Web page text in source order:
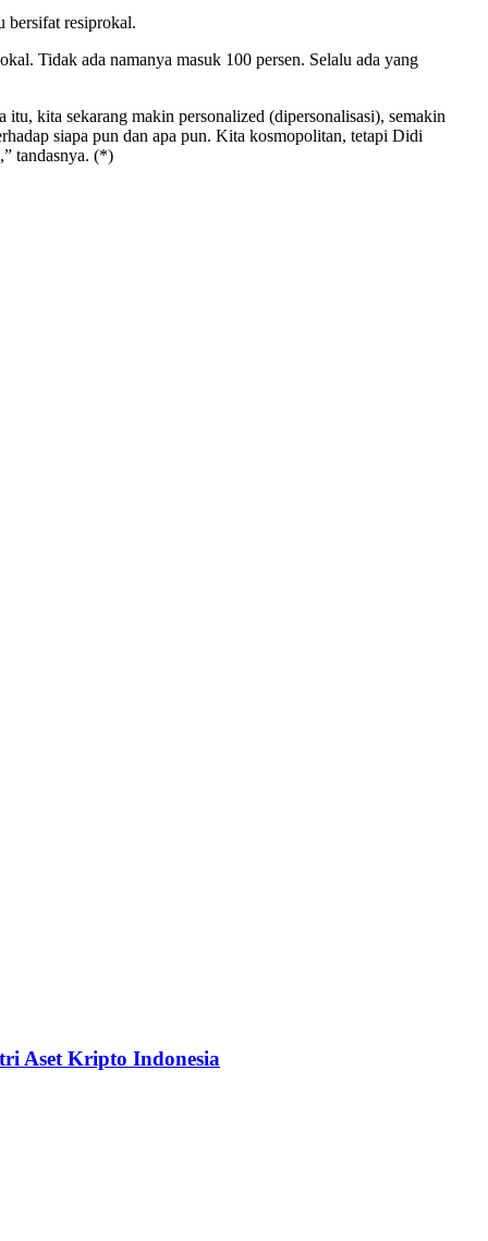
bersifat resiprokal.
Tidak ada namanya masuk 100 persen. Selalu ada yang
kita sekarang makin personalized (dipersonalisasi), semakin
siapa pun dan apa pun. Kita kosmopolitan, tetapi Didi
tandasnya. (*)
Aset Kripto Indonesia